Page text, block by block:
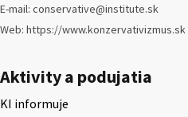
E-mail: conservative@institute.sk
Web: https://www.konzervativizmus.sk
Aktivity a podujatia
KI informuje